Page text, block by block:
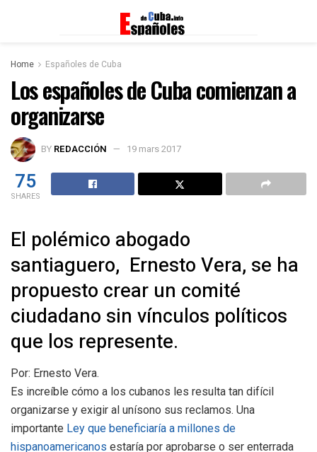
Home Españoles de Cuba
Los españoles de Cuba comienzan a
organizarse
BY REDACCIÓN 19 mars 2017
75
SHARES
El polémico abogado
santiaguero, Ernesto Vera, se ha
propuesto crear un comité
ciudadano sin vínculos políticos
que los represente.
Por: Ernesto Vera.
Es increíble cómo a los cubanos les resulta tan difícil
organizarse y exigir al unísono sus reclamos. Una
importante Ley que beneficiaría a millones de
hispanoamericanos estaría por aprobarse o ser enterrada